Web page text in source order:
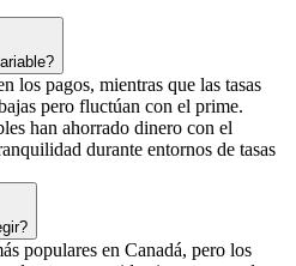
los pagos, mientras que las tasas
pero fluctúan con el prime.
han ahorrado dinero con el
durante entornos de tasas
populares en Canadá, pero los